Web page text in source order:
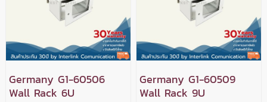
Germany G1-60506
Wall Rack 6U
Germany G1-60509
Wall Rack 9U